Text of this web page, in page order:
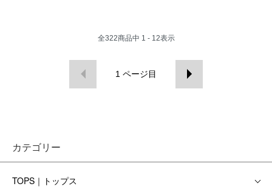
全322商品中 1 - 12表示
1 ページ目
カテゴリー
TOPS｜トップス